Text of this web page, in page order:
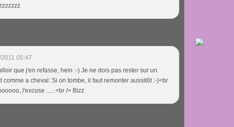
05:47
que j'en refasse, hein :-) Je ne dois pas rester sur un
comme a cheval: Si on tombe, il faut remonter aussitôt :-)<br
l'excuse ......<br /> Bizz